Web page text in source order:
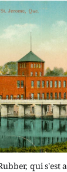
qui s'est